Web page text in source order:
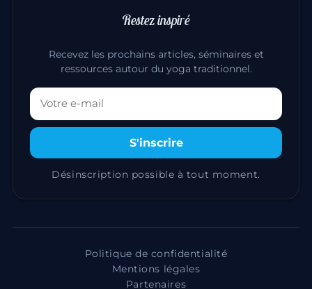
Restez inspiré
Recevez les prochains articles, séminaires et
ressources autour du yoga traditionnel.
Votre adresse email
S'inscrire
Désinscription possible à tout moment.
Politique de confidentialité
Mentions légales
Partenaires